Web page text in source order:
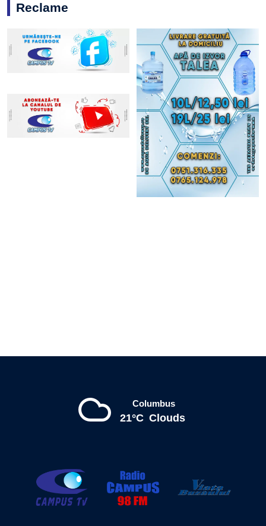
Reclame
Columbus
21°C Clouds